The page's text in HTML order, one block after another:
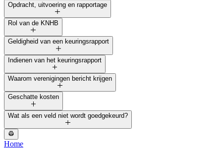
Opdracht, uitvoering en rapportage
Rol van de KNHB
Geldigheid van een keuringsrapport
Indienen van het keuringsrapport
Waarom verenigingen bericht krijgen
Geschatte kosten
Wat als een veld niet wordt goedgekeurd?
Home